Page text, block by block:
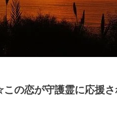
の恋が守護霊に応援さ